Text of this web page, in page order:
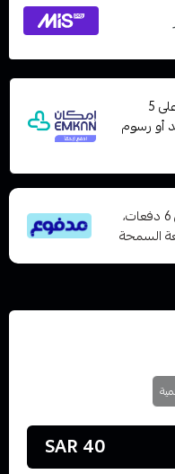
وقسّمها على 5
أو رسوم
قسم دفعاتك بطريقة ميسرة إلى 4 وحتى 6 دفعات،
السمحة
40 SAR